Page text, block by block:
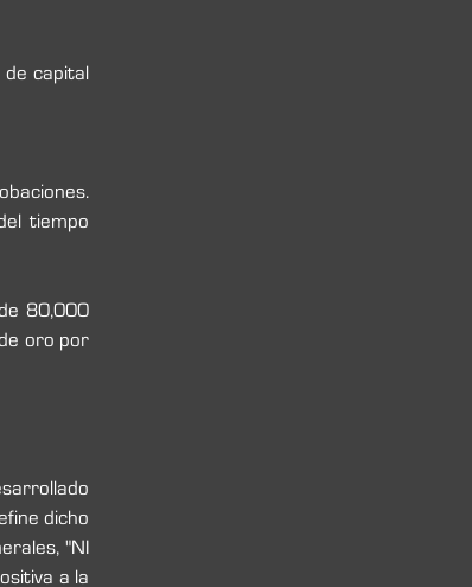
de capital
tiempo
80,000
oro por
dicho
"NI
a la